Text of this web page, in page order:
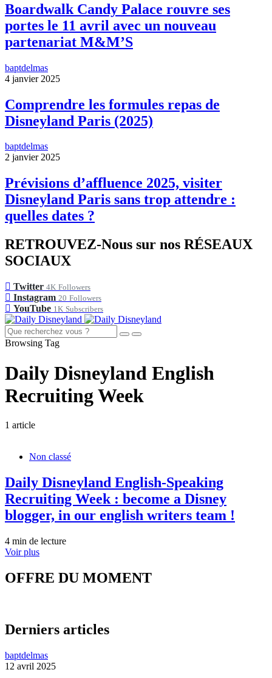
Boardwalk Candy Palace rouvre ses
portes le 11 avril avec un nouveau
partenariat M&M’S
baptdelmas
4 janvier 2025
Comprendre les formules repas de
Disneyland Paris (2025)
baptdelmas
2 janvier 2025
Prévisions d’affluence 2025, visiter
Disneyland Paris sans trop attendre :
quelles dates ?
RETROUVEZ-Nous sur nos RÉSEAUX
SOCIAUX
Twitter 4K Followers
Instagram 20 Followers
YouTube 1K Subscribers
Browsing Tag
Daily Disneyland English
Recruiting Week
1 article
Non classé
Daily Disneyland English-Speaking
Recruiting Week : become a Disney
blogger, in our english writers team !
4 min de lecture
Voir plus
OFFRE DU MOMENT
Derniers articles
baptdelmas
12 avril 2025